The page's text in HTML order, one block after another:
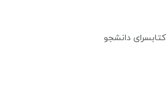
دانشجو